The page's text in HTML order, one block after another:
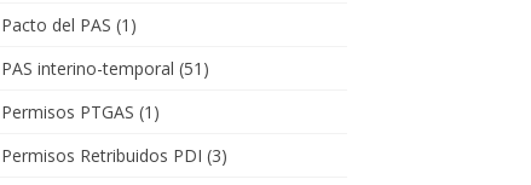
Pacto del PAS (1)
PAS interino-temporal (51)
Permisos PTGAS (1)
Permisos Retribuidos PDI (3)